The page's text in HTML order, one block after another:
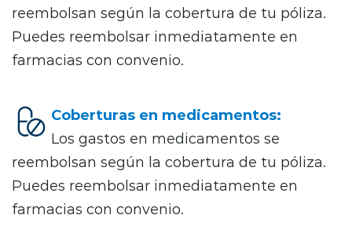
reembolsan según la cobertura de tu póliza.
Puedes reembolsar inmediatamente en
farmacias con convenio.
Coberturas en medicamentos:
Los gastos en medicamentos se
reembolsan según la cobertura de tu póliza.
Puedes reembolsar inmediatamente en
farmacias con convenio.